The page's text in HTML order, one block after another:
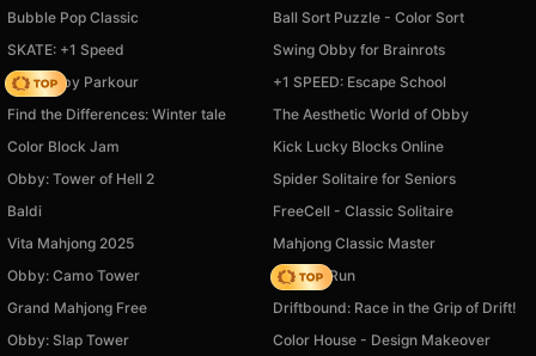
Bubble Pop Classic
Ball Sort Puzzle - Color Sort
SKATE: +1 Speed
Swing Obby for Brainrots
Your Obby Parkour
+1 SPEED: Escape School
Find the Differences: Winter tale
The Aesthetic World of Obby
Color Block Jam
Kick Lucky Blocks Online
Obby: Tower of Hell 2
Spider Solitaire for Seniors
Baldi
FreeCell - Classic Solitaire
Vita Mahjong 2025
Mahjong Classic Master
Obby: Camo Tower
Rooftop Run
Grand Mahjong Free
Driftbound: Race in the Grip of Drift!
Obby: Slap Tower
Color House - Design Makeover